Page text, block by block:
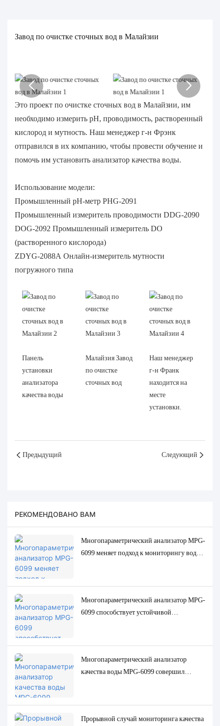
Завод по очистке сточных вод в Малайзии
Это проект по очистке сточных вод в Малайзии, им
необходимо измерить pH, проводимость, растворенный
кислород и мутность. Наш менеджер г-н Фрэнк
отправился в их компанию, чтобы провести обучение и
помочь им установить анализатор качества воды.
Использование модели:
Промышленный pH-метр PHG-2091
Промышленный измеритель проводимости DDG-2090
DOG-2092 Промышленный измеритель DO
(растворенного кислорода)
ZDYG-2088A Онлайн-измеритель мутности
погружного типа
Панель
установки
анализатора
качества воды
Малайзия Завод
по очистке
сточных вод
Наш менеджер
г-н Франк
находится на
месте
установки.
Предыдущий Следующий
РЕКОМЕНДОВАНО ВАМ
Многопараметрический анализатор MPG-
6099 меняет подход к мониторингу воды
Многопараметрический анализатор MPG-
6099 способствует устойчивой
Многопараметрический анализатор
качества воды MPG-6099 совершил
Прорывной случай мониторинга качества